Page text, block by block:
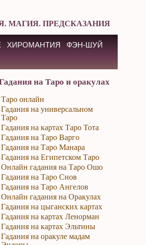
МАГИЯ. ПРЕДСКАЗАНИЯ
ХИРОМАНТИЯ
ФЭН-ШУЙ
на Таро и оракулах
Таро онлайн
Гадания на универсальном
Таро
Гадания на картах Таро Тота
Гадания на Таро Варго
Гадания на Таро Манара
Гадания на Египетском Таро
Онлайн гадания на Таро Ошо
Гадания на Таро Снов
Гадания на Таро Ангелов
Онлайн гадания на Оракулах
Гадания на цыганских картах
Гадания на картах Ленорман
Гадания на картах Эльтины
Гадания на оракуле мадам